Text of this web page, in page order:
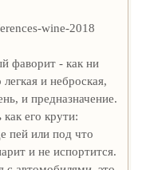
wine-2018
фаворит - как ни
и неброская,
и предназначение.
его крути:
пей или под что
и не испортится.